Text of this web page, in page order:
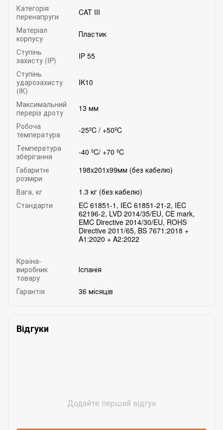
Категорія
перенапруги
CAT III
Матеріал
корпусу
Пластик
Ступінь
захисту (IP)
IP 55
Ступінь
ударозахисту
(IК)
IK10
Максимальний
переріз дроту
13 мм
Робоча
температура
-25ºC / +50ºC
Температура
зберігання
-40 ºC/ +70 ºC
Габаритні
розміри
198x201x99мм (без кабелю)
Вага, кг
1.3 кг (без кабелю)
Стандарти
EC 61851-1, IEC 61851-21-2, IEC
62196-2, LVD 2014/35/EU, CE mark,
EMC Directive 2014/30/EU, ROHS
Directive 2011/65, BS 7671:2018 +
A1:2020 + A2:2022
Країна-
виробник
товару
Іспанія
Гарантія 36 місяців
Відгуки
Додайте перший відгук